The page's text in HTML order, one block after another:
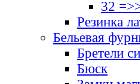
32
Резинка
Бельевая
Бретели
Бюск